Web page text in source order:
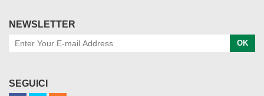
NEWSLETTER
OK
SEGUICI